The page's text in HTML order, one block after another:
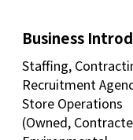
Business
Staffing,
Recruitment
Store Operations
(Owned,